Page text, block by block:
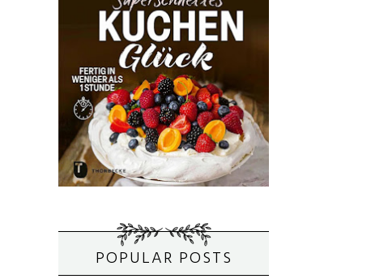
POPULAR POSTS